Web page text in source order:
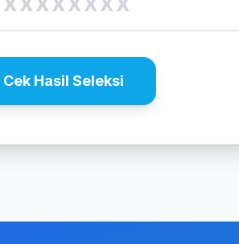
Cek Hasil Seleksi